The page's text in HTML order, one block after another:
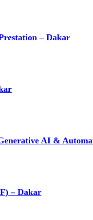
– Dakar
AI &
– Dakar